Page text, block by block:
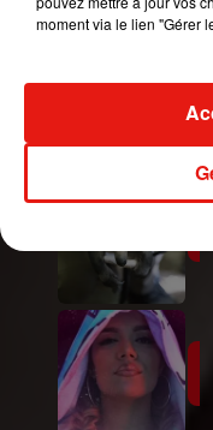
Mundo
moment via le lien "Gérer